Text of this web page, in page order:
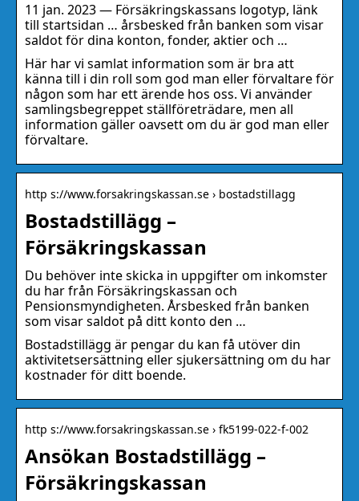
11 jan. 2023 — Försäkringskassans logotyp, länk
till startsidan … årsbesked från banken som visar
saldot för dina konton, fonder, aktier och …
Här har vi samlat information som är bra att
känna till i din roll som god man eller förvaltare för
någon som har ett ärende hos oss. Vi använder
samlingsbegreppet ställföreträdare, men all
information gäller oavsett om du är god man eller
förvaltare.
http s://www.forsakringskassan.se › bostadstillagg
Bostadstillägg –
Försäkringskassan
Du behöver inte skicka in uppgifter om inkomster
du har från Försäkringskassan och
Pensionsmyndigheten. Årsbesked från banken
som visar saldot på ditt konto den …
Bostadstillägg är pengar du kan få utöver din
aktivitetsersättning eller sjukersättning om du har
kostnader för ditt boende.
http s://www.forsakringskassan.se › fk5199-022-f-002
Ansökan Bostadstillägg –
Försäkringskassan